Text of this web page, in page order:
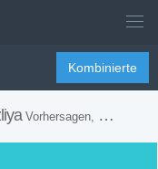
Kombinierte
Vorhersagen, H2H, Wetten Tipps und Spiel Vorschau